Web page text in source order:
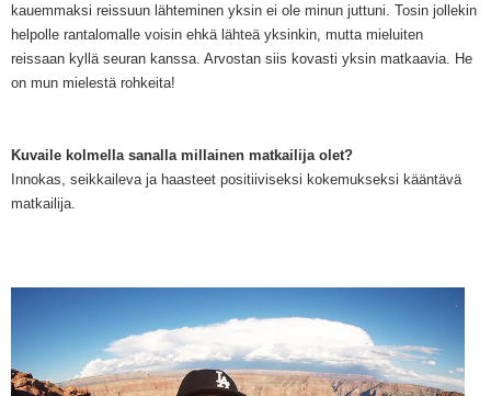
kauemmaksi reissuun lähteminen yksin ei ole minun juttuni. Tosin jollekin
helpolle rantalomalle voisin ehkä lähteä yksinkin, mutta mieluiten
reissaan kyllä seuran kanssa. Arvostan siis kovasti yksin matkaavia. He
on mun mielestä rohkeita!
Kuvaile kolmella sanalla millainen matkailija olet?
Innokas, seikkaileva ja haasteet positiiviseksi kokemukseksi kääntävä
matkailija.